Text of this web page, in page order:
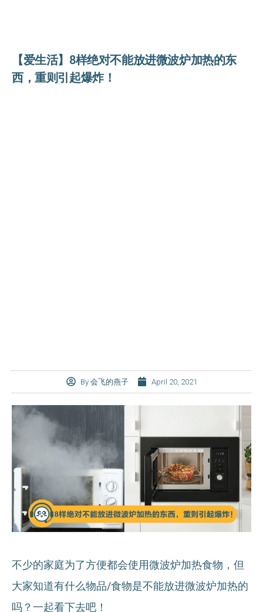
【爱生活】8样绝对不能放进微波炉加热的东
西，重则引起爆炸！
By会飞的燕子 April 20, 2021
不少的家庭为了方便都会使用微波炉加热食物，但
大家知道有什么物品/食物是不能放进微波炉加热的
吗？一起看下去吧！